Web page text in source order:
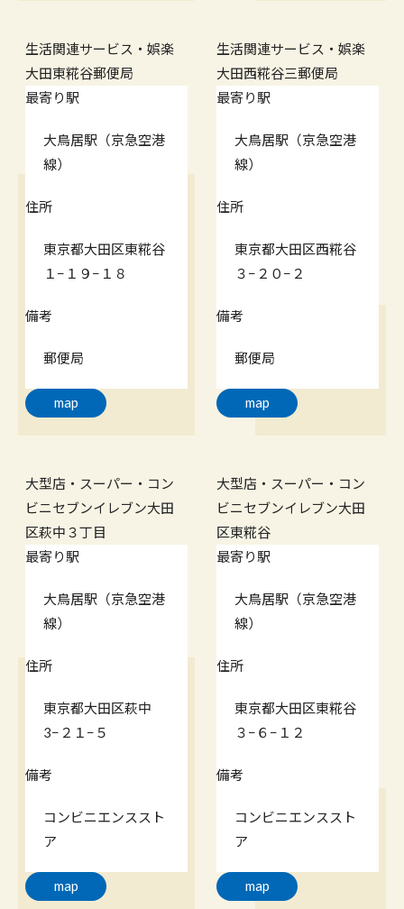
生活関連サービス・娯楽
大田東糀谷郵便局
最寄り駅
大鳥居駅（京急空港
線）
住所
東京都大田区東糀谷
１−１９−１８
備考
郵便局
map
生活関連サービス・娯楽
大田西糀谷三郵便局
最寄り駅
大鳥居駅（京急空港
線）
住所
東京都大田区西糀谷
３−２０−２
備考
郵便局
map
大型店・スーパー・コン
ビニセブンイレブン大田
区萩中３丁目
最寄り駅
大鳥居駅（京急空港
線）
住所
東京都大田区萩中
3−２１−５
備考
コンビニエンススト
ア
map
大型店・スーパー・コン
ビニセブンイレブン大田
区東糀谷
最寄り駅
大鳥居駅（京急空港
線）
住所
東京都大田区東糀谷
３−６−１２
備考
コンビニエンススト
ア
map